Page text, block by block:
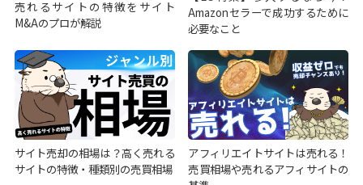
売れるサイトの特徴をサイト
M&Aのプロが解説
Amazonセラーで成功するために
必要なこと
サイト売却の相場は？高く売れる
サイトの特徴・種類別の売買相場
アフィリエイトサイトは売れる！
売買相場や売れるアフィサイトの